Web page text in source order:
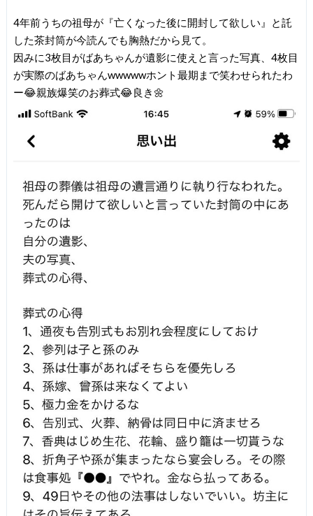
4年前うちの祖母が『亡くなった後に開封して欲しい』と託
した茶封筒が今読んでも胸熱だから見て。
因みに3枚目がばあちゃんが遺影に使えと言った写真、4枚目
が実際のばあちゃんwwwwwホント最期まで笑わせられたわ
ー😂親族爆笑のお葬式😂良き🌼